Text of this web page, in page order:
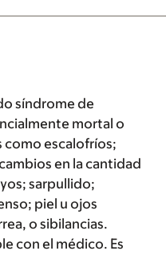
síndrome de
mortal o
como escalofríos;
en la cantidad
sarpullido;
piel u ojos
o sibilancias.
con el médico. Es